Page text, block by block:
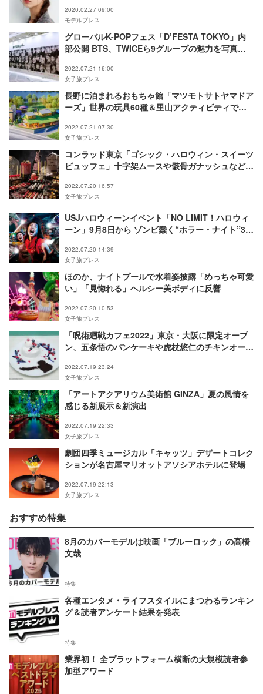
2020.02.27 09:00
モデルプレス
グローバルK-POPフェス「D’FESTA TOKYO」内
部公開 BTS、TWICEら9グループの魅力を写真・
2022.07.21 16:00
女子旅プレス
長野に泊まれるおもちゃ館「マツモトサトヤマドア
ーズ」世界の玩具60種＆里山アクティビティで童
2022.07.21 07:30
女子旅プレス
コンラッド東京「ゴシック・ハロウィン・スイーツ
ビュッフェ」十字架ムースや骸骨ガナッシュなど
2022.07.20 16:57
女子旅プレス
USJハロウィーンイベント「NO LIMIT！ハロウィ
ーン」9月8日から ゾンビ蠢く“ホラー・ナイト”3年
2022.07.20 14:39
女子旅プレス
ほのか、ナイトプールで水着姿披露「めっちゃ可愛
い」「見惚れる」ヘルシー美ボディに反響
2022.07.20 10:53
女子旅プレス
「呪術廻戦カフェ2022」東京・大阪に限定オープ
ン、五条悟のパンケーキや虎杖悠仁のチキンオーバ
2022.07.19 23:24
女子旅プレス
「アートアクアリウム美術館 GINZA」夏の風情を
感じる新展示＆新演出
2022.07.19 22:33
女子旅プレス
劇団四季ミュージカル「キャッツ」デザートコレク
ションが名古屋マリオットアソシアホテルに登場
2022.07.19 22:13
女子旅プレス
おすすめ特集
8月のカバーモデルは映画「ブルーロック」の高橋
文哉
特集
各種エンタメ・ライフスタイルにまつわるランキン
グ＆読者アンケート結果を発表
特集
業界初！ 全プラットフォーム横断の大規模読者参
加型アワード